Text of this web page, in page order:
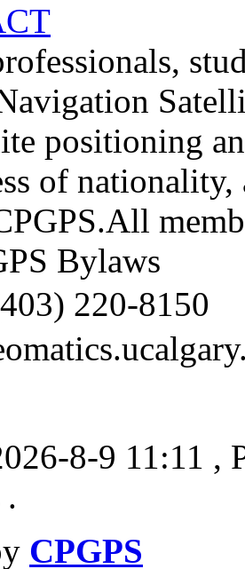
positioning
of nationality,
Bylaws
220-8150
8-9 11:11 ,
CPGPS